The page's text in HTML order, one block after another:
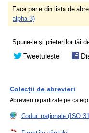
Face parte din lista de
alpha-3)
Spune-le și prietenilor tăi
Tweetuiește
Colecții de abrevieri
Abrevieri repartizate pe
Coduri naționale (ISO